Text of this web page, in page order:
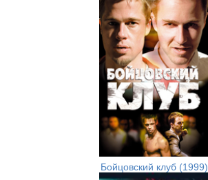
Бойцовский клуб (1999)